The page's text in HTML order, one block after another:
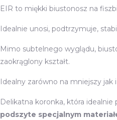
EIR to miękki biustonosz na
Idealnie unosi, podtrzymuje,
Mimo subtelnego wyglądu,
zaokrąglony kształt.
Idealny zarówno na mniejszy jak
Delikatna koronka, która
podszyte specjalnym